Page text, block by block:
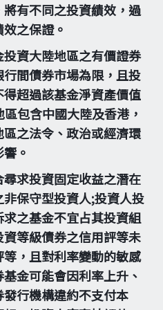
有不同之投資績效，過
之保證。
資大陸地區之有價證券
間債券市場為限，且投
超過該基金淨資產價值
包含中國大陸及香港，
之法令、政治或經濟環
。
求投資固定收益之潛在
保守型投資人;投資人投
之基金不宜占其投資組
等級債券之信用評等未
，且對利率變動的敏感
金可能會因利率上升、
行機構違約不支付本